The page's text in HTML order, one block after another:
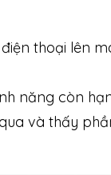
thoại lên
năng còn
và thấy